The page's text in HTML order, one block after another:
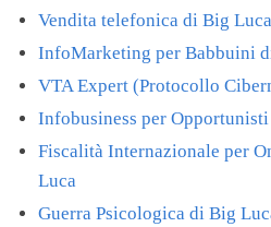
Vendita telefonica di Big Luca
InfoMarketing per Babbuini
VTA Expert (Protocollo
Infobusiness per
Fiscalità Internazionale per
Luca
Guerra Psicologica di Big